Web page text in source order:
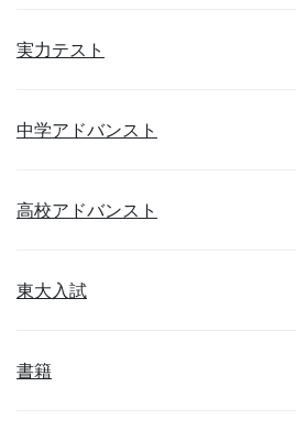
実力テスト
中学アドバンスト
高校アドバンスト
東大入試
書籍